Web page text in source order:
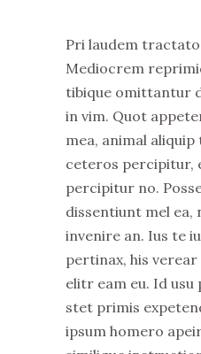
Pri laudem
Mediocrem
tibique omittantur
in vim. Quot
mea, animal aliquip
ceteros percipitur,
percipitur no.
dissentiunt mel
invenire an. Ius te
pertinax, his verear
elitr eam eu. Id
stet primis
ipsum homero